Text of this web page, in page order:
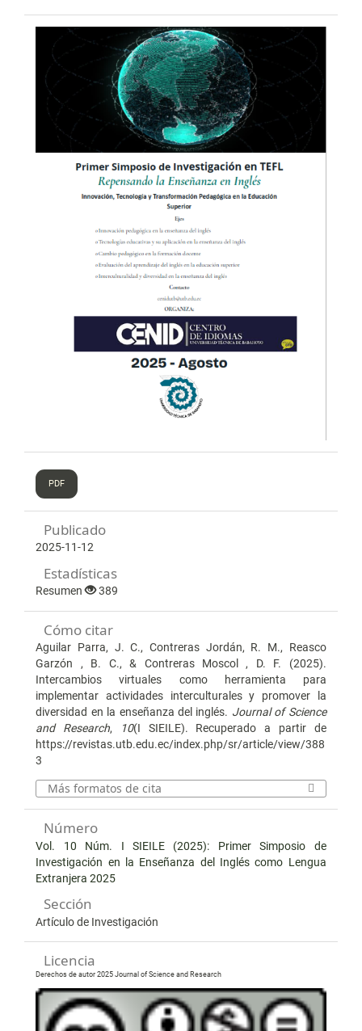
PDF
Publicado
2025-11-12
Estadísticas
Resumen 389
Cómo citar
Aguilar Parra, J. C., Contreras Jordán, R. M., Reasco
Garzón , B. C., & Contreras Moscol , D. F. (2025).
Intercambios virtuales como herramienta para
implementar actividades interculturales y promover la
diversidad en la enseñanza del inglés. Journal of Science
and Research, 10(I SIEILE). Recuperado a partir de
https://revistas.utb.edu.ec/index.php/sr/article/view/388
3
Más formatos de cita
Número
Vol. 10 Núm. I SIEILE (2025): Primer Simposio de
Investigación en la Enseñanza del Inglés como Lengua
Extranjera 2025
Sección
Artículo de Investigación
Licencia
Derechos de autor 2025 Journal of Science and Research